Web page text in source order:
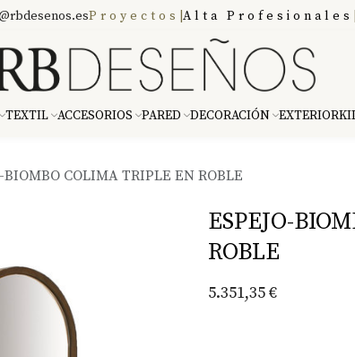
Proyectos Alta Profesionales
TEXTIL ACCESORIOS PARED DECORACIÓN EXTERIOR
BIOMBO COLIMA TRIPLE EN ROBLE
ESPEJO-
ROBLE
5.351,35€